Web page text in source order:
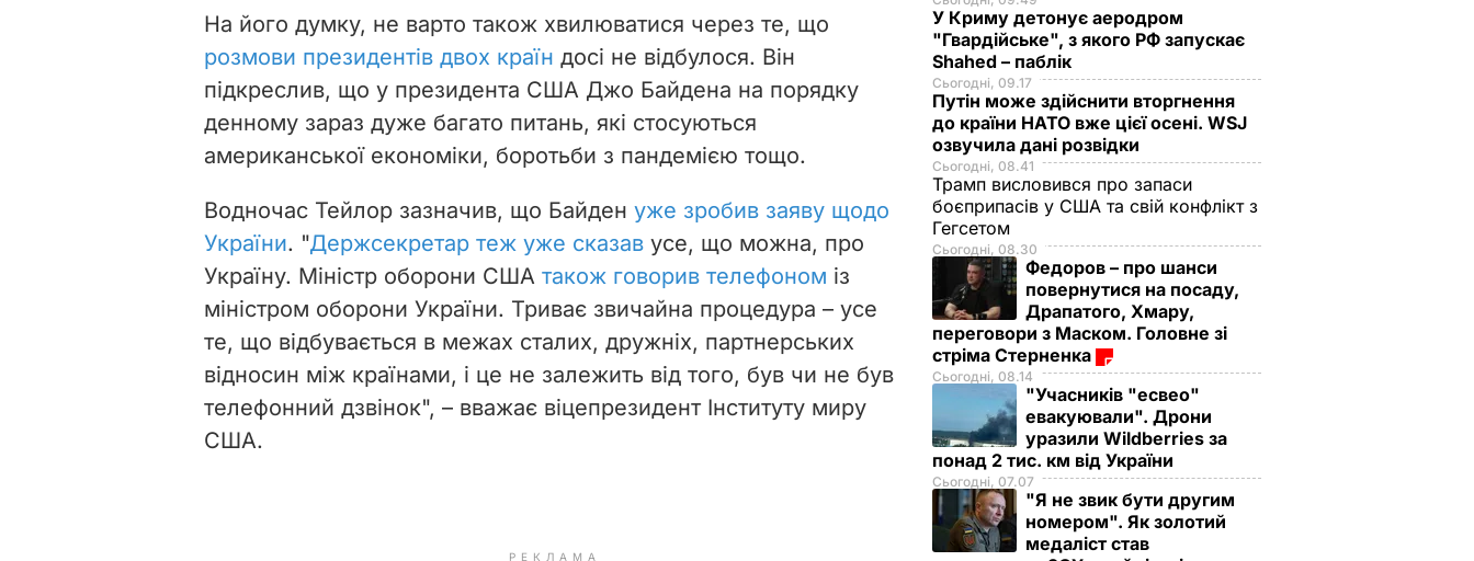
На його думку, не варто також хвилюватися через те, що
розмови президентів двох країн досі не відбулося. Він
підкреслив, що у президента США Джо Байдена на порядку
денному зараз дуже багато питань, які стосуються
американської економіки, боротьби з пандемією тощо.
Водночас Тейлор зазначив, що Байден уже зробив заяву щодо
України. "Держсекретар теж уже сказав усе, що можна, про
Україну. Міністр оборони США також говорив телефоном із
міністром оборони України. Триває звичайна процедура – усе
те, що відбувається в межах сталих, дружніх, партнерських
відносин між країнами, і це не залежить від того, був чи не був
телефонний дзвінок", – вважає віцепрезидент Інституту миру
США.
РЕКЛАМА
У Криму детонує аеродром
"Гвардійське", з якого РФ запускає
Shahed – паблік
Сьогодні, 09.17
Путін може здійснити вторгнення
до країни НАТО вже цієї осені. WSJ
озвучила дані розвідки
Сьогодні, 08.41
Трамп висловився про запаси
боєприпасів у США та свій конфлікт з
Гегсетом
Сьогодні, 08.30
Федоров – про шанси
повернутися на посаду,
Драпатого, Хмару,
переговори з Маском. Головне зі
стріма Стерненка
Сьогодні, 08.14
"Учасників "есвео"
евакуювали". Дрони
уразили Wildberries за
понад 2 тис. км від України
Сьогодні, 07.07
"Я не звик бути другим
номером". Як золотий
медаліст став